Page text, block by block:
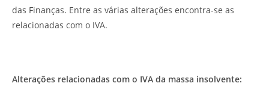
das Finanças. Entre as várias alterações encontra-se as
relacionadas com o IVA.
Alterações relacionadas com o IVA da massa insolvente: